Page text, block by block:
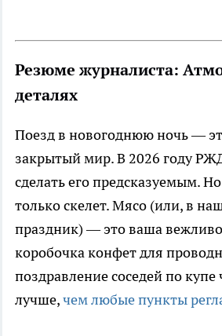
Резюме журналиста:
деталях
Поезд в новогоднюю ночь —
закрытый мир. В 2026 году
сделать его предсказуемым.
только скелет. Мясо (или, в
праздник) — это ваша
коробочка конфет для
поздравление соседей по купе
лучше,чем любые пункты